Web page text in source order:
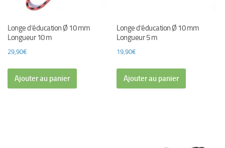
Longe d’éducation Ø 10 mm
Longueur 10 m
29,90€
Ajouter au panier
Longe d’éducation Ø 10 mm
Longueur 5 m
19,90€
Ajouter au panier